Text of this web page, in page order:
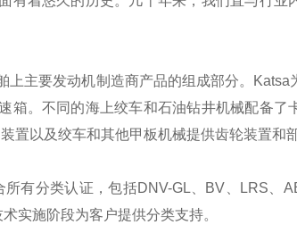
上主要发动机制造商产品的组成部分。Katsa
箱。不同的海上绞车和石油钻井机械配备了
置以及绞车和其他甲板机械提供齿轮装置和部
有分类认证，包括DNV-GL、BV、LRS、
实施阶段为客户提供分类支持。